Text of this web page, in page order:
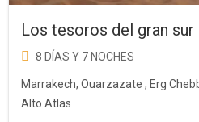
Los tesoros del gran sur
8 DÍAS Y 7 NOCHES
Marrakech, Ouarzazate , Erg
Alto Atlas